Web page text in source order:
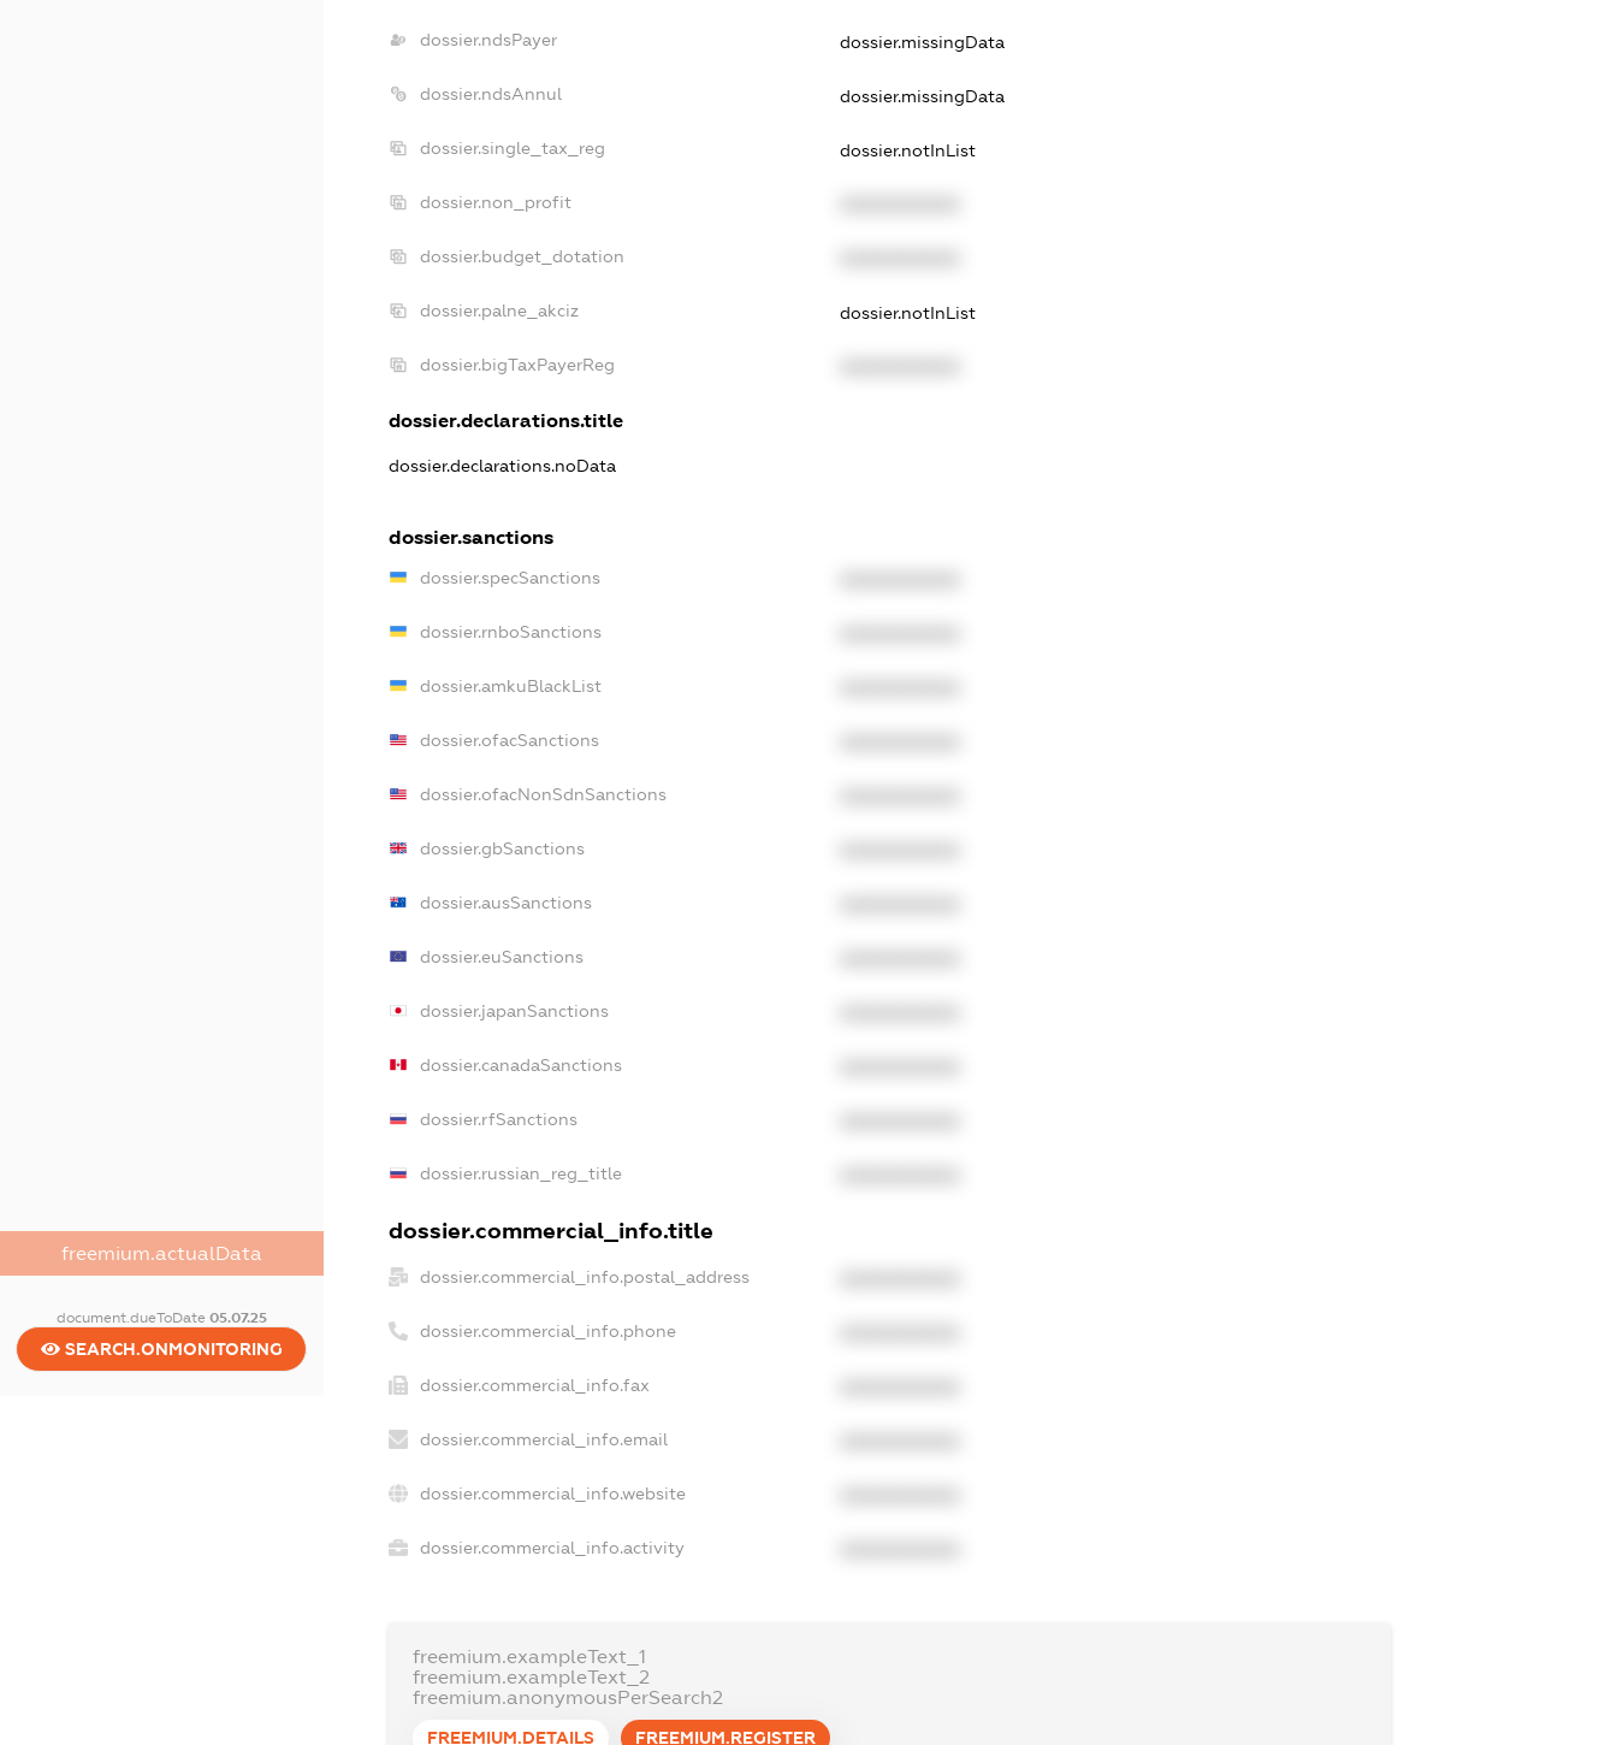
freemium.actualData
document.dueToDate 05.07.25
SEARCH.ONMONITORING
dossier.ndsPayer dossier.missingData
dossier.ndsAnnul dossier.missingData
dossier.single_tax_reg dossier.notInList
dossier.non_profit
dossier.budget_dotation
dossier.palne_akciz dossier.notInList
dossier.bigTaxPayerReg
dossier.declarations.title
dossier.declarations.noData
dossier.sanctions
dossier.specSanctions
dossier.rnboSanctions
dossier.amkuBlackList
dossier.ofacSanctions
dossier.ofacNonSdnSanctions
dossier.gbSanctions
dossier.ausSanctions
dossier.euSanctions
dossier.japanSanctions
dossier.canadaSanctions
dossier.rfSanctions
dossier.russian_reg_title
dossier.commercial_info.title
dossier.commercial_info.postal_address
dossier.commercial_info.phone
dossier.commercial_info.fax
dossier.commercial_info.email
dossier.commercial_info.website
dossier.commercial_info.activity
freemium.exampleText_1
freemium.exampleText_2
freemium.anonymousPerSearch2
FREEMIUM.DETAILS FREEMIUM.REGISTER